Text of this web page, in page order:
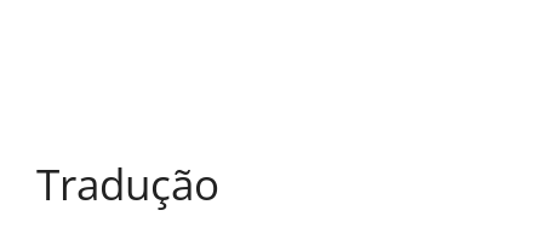
Tradução